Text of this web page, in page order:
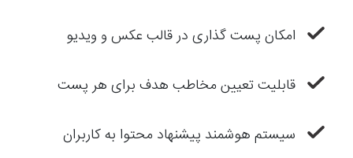
امکان پست گذاری در قالب عکس و ویدیو
قابلیت تعیین مخاطب هدف برای هر پست
سیستم هوشمند پیشنهاد محتوا به کاربران